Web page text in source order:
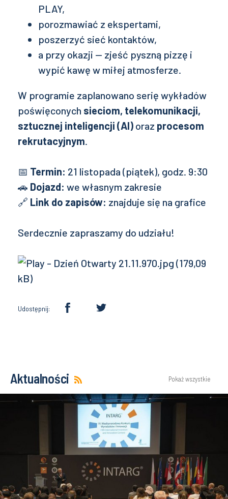
PLAY,
porozmawiać z ekspertami,
poszerzyć sieć kontaktów,
a przy okazji — zjeść pyszną pizzę i
wypić kawę w miłej atmosferze.
W programie zaplanowano serię wykładów
poświęconych sieciom, telekomunikacji,
sztucznej inteligencji (AI) oraz procesom
rekrutacyjnym.
📅 Termin: 21 listopada (piątek), godz. 9:30
🚗 Dojazd: we własnym zakresie
🔗 Link do zapisów: znajduje się na grafice
Serdecznie zapraszamy do udziału!
Udostępnij:
Aktualności Pokaż wszystkie